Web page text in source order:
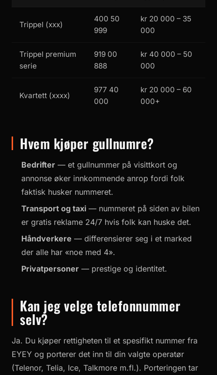
Trippel (xxx)
400 50
999
kr 20 000 – 35
000
Trippel premium
serie
919 00
888
kr 40 000 – 50
000
Kvartett (xxxx)
977 40
000
kr 20 000 – 60
000+
Hvem kjøper gullnumre?
Bedrifter — et gullnummer på visittkort og
annonse øker innkommende anrop fordi folk
faktisk husker nummeret.
Transport og taxi — nummeret på siden av bilen
er gratis reklame 24/7 hvis folk kan huske det.
Håndverkere — differensierer seg i et marked
der alle har «noe med 4».
Privatpersoner — prestige og identitet.
Kan jeg velge telefonnummer
selv?
Ja. Du kjøper rettigheten til et spesifikt nummer fra
EYEY og porterer det inn til din valgte operatør
(Telenor, Telia, Ice, Talkmore m.fl.). Porteringen tar